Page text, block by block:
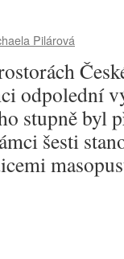
Pilárová
odpolední
stupně byl
šesti